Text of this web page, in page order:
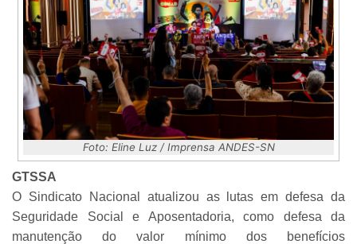
Foto: Eline Luz / Imprensa ANDES-SN
GTSSA
O Sindicato Nacional atualizou as lutas em defesa da
Seguridade Social e Aposentadoria, como defesa da
manutenção do valor mínimo dos benefícios